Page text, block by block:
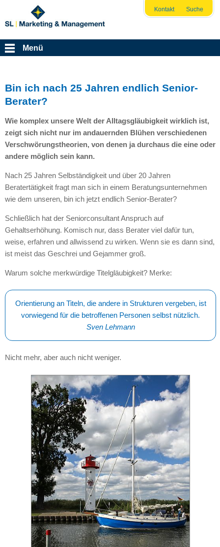
Kontakt Suche
Menü
Bin ich nach 25 Jahren endlich Senior-
Berater?
Wie komplex unsere Welt der Alltagsgläubigkeit wirklich ist,
zeigt sich nicht nur im andauernden Blühen verschiedenen
Verschwörungstheorien, von denen ja durchaus die eine oder
andere möglich sein kann.
Nach 25 Jahren Selbständigkeit und über 20 Jahren
Beratertätigkeit fragt man sich in einem Beratungsunternehmen
wie dem unseren, bin ich jetzt endlich Senior-Berater?
Schließlich hat der Seniorconsultant Anspruch auf
Gehaltserhöhung. Komisch nur, dass Berater viel dafür tun,
weise, erfahren und allwissend zu wirken. Wenn sie es dann sind,
ist meist das Geschrei und Gejammer groß.
Warum solche merkwürdige Titelgläubigkeit? Merke:
Orientierung an Titeln, die andere in Strukturen vergeben, ist
vorwiegend für die betroffenen Personen selbst nützlich.
Sven Lehmann
Nicht mehr, aber auch nicht weniger.